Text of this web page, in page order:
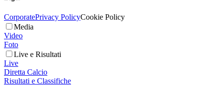
CorporatePrivacy PolicyCookie Policy
Media
Video
Foto
Live e Risultati
Live
Diretta Calcio
Risultati e Classifiche